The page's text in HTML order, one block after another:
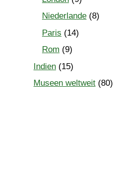
Niederlande (8)
Paris (14)
Rom (9)
Indien (15)
Museen weltweit (80)